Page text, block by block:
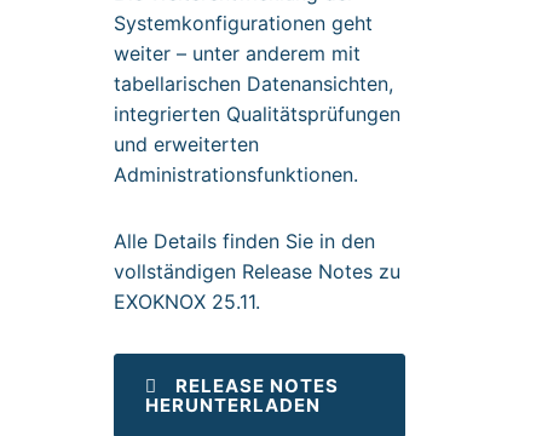
Systemkonfigurationen geht
weiter – unter anderem mit
tabellarischen Datenansichten,
integrierten Qualitätsprüfungen
und erweiterten
Administrationsfunktionen.
Alle Details finden Sie in den
vollständigen Release Notes zu
EXOKNOX 25.11.
RELEASE NOTES
HERUNTERLADEN